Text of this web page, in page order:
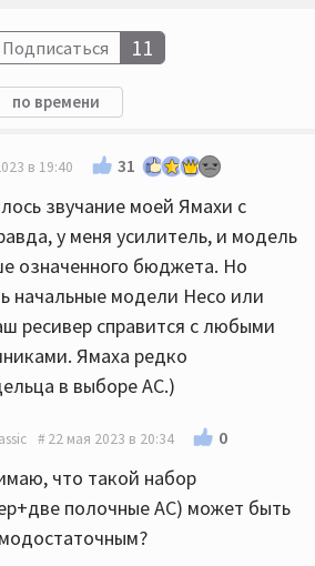
Подписаться 11
по времени
в 19:40 31
звучание моей Ямахи с
у меня усилитель, и модель
означенного бюджета. Но
начальные модели Heco или
ресивер справится с любыми
Ямаха редко
в выборе АС.)
22 мая 2023 в 20:34 0
что такой набор
полочные АС) может быть